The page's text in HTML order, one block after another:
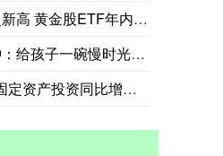
金股ETF年内大赚超60%
碗慢时光_食物_美食_燕
资同比增长3.7%，低